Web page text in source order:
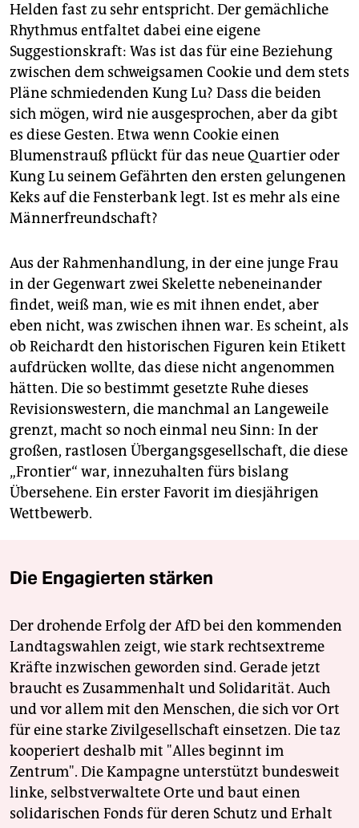
Helden fast zu sehr entspricht. Der gemächliche
Rhythmus entfaltet dabei eine eigene
Suggestionskraft: Was ist das für eine Beziehung
zwischen dem schweigsamen Cookie und dem stets
Pläne schmiedenden Kung Lu? Dass die beiden
sich mögen, wird nie ausgesprochen, aber da gibt
es diese Gesten. Etwa wenn Cookie einen
Blumenstrauß pflückt für das neue Quartier oder
Kung Lu seinem Gefährten den ersten gelungenen
Keks auf die Fensterbank legt. Ist es mehr als eine
Männerfreundschaft?
Aus der Rahmenhandlung, in der eine junge Frau
in der Gegenwart zwei Skelette nebenein­ander
findet, weiß man, wie es mit ihnen endet, aber
eben nicht, was zwischen ihnen war. Es scheint, als
ob Reichardt den historischen Figuren kein Etikett
aufdrücken wollte, das diese nicht angenommen
hätten. Die so bestimmt gesetzte Ruhe dieses
Revisionswestern, die manchmal an Langeweile
grenzt, macht so noch einmal neu Sinn: In der
großen, rastlosen Übergangsgesellschaft, die diese
„Frontier“ war, innezuhalten fürs bislang
Übersehene. Ein erster Favorit im diesjährigen
Wettbewerb.
Die Engagierten stärken
Der drohende Erfolg der AfD bei den kommenden
Landtagswahlen zeigt, wie stark rechtsextreme
Kräfte inzwischen geworden sind. Gerade jetzt
braucht es Zusammenhalt und Solidarität. Auch
und vor allem mit den Menschen, die sich vor Ort
für eine starke Zivilgesellschaft einsetzen. Die taz
kooperiert deshalb mit "Alles beginnt im
Zentrum". Die Kampagne unterstützt bundesweit
linke, selbstverwaltete Orte und baut einen
solidarischen Fonds für deren Schutz und Erhalt